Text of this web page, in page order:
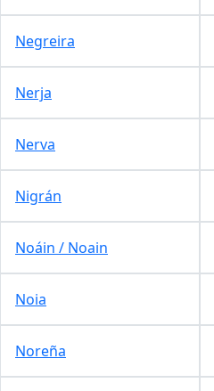
Negreira
Nerja
Nerva
Nigrán
Noáin / Noain
Noia
Noreña